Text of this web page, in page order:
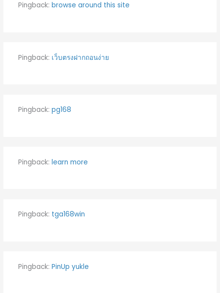
Pingback: browse around this site
Pingback: เว็บตรงฝากถอนง่าย
Pingback: pg168
Pingback: learn more
Pingback: tga168win
Pingback: PinUp yukle